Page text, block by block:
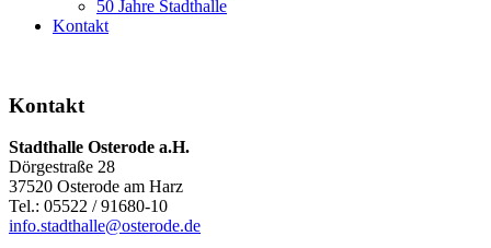
50 Jahre Stadthalle
Kontakt
Kontakt
Stadthalle Osterode a.H.
Dörgestraße 28
37520 Osterode am Harz
Tel.: 05522 / 91680-10
info.stadthalle@osterode.de